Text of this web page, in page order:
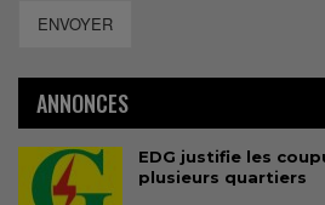
ENVOYER
ANNONCES
EDG justifie les
plusieurs quartiers